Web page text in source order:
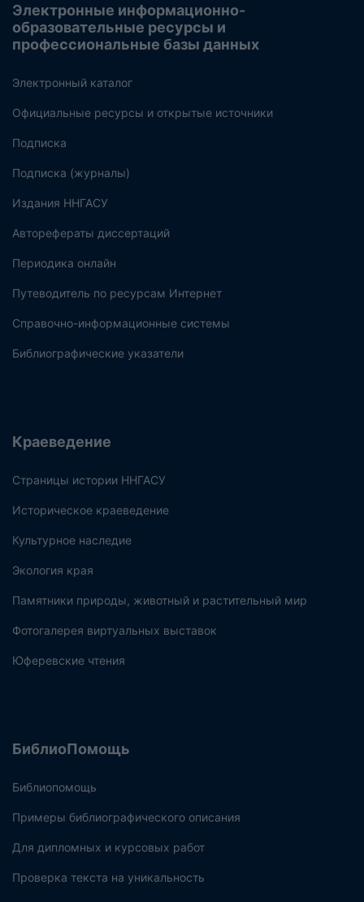
Электронные информационно-
образовательные ресурсы и
профессиональные базы данных
Электронный каталог
Официальные ресурсы и открытые источники
Подписка
Подписка (журналы)
Издания ННГАСУ
Авторефераты диссертаций
Периодика онлайн
Путеводитель по ресурсам Интернет
Справочно-информационные системы
Библиографические указатели
Краеведение
Страницы истории ННГАСУ
Историческое краеведение
Культурное наследие
Экология края
Памятники природы, животный и растительный мир
Фотогалерея виртуальных выставок
Юферевские чтения
БиблиоПомощь
Библиопомощь
Примеры библиографического описания
Для дипломных и курсовых работ
Проверка текста на уникальность